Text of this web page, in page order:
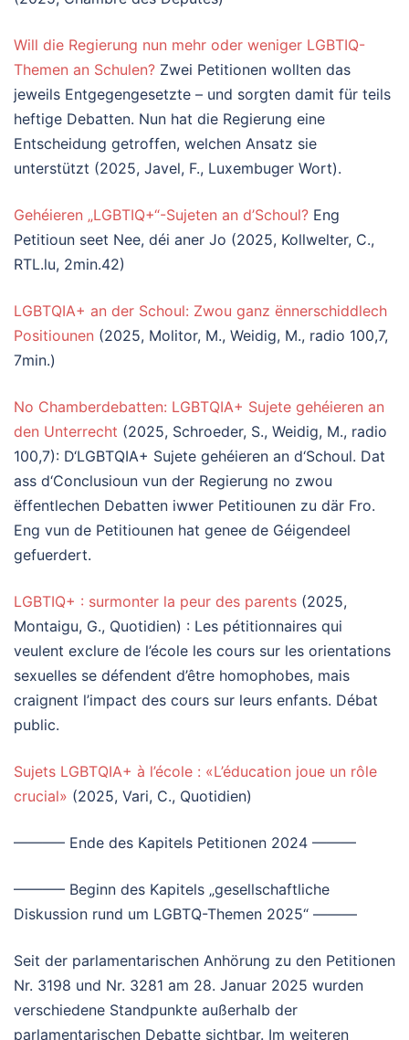
Will die Regierung nun mehr oder weniger LGBTIQ-
Themen an Schulen? Zwei Petitionen wollten das
jeweils Entgegengesetzte – und sorgten damit für teils
heftige Debatten. Nun hat die Regierung eine
Entscheidung getroffen, welchen Ansatz sie
unterstützt (2025, Javel, F., Luxembuger Wort).
Gehéieren „LGBTIQ+“-Sujeten an d’Schoul? Eng
Petitioun seet Nee, déi aner Jo (2025, Kollwelter, C.,
RTL.lu, 2min.42)
LGBTQIA+ an der Schoul: Zwou ganz ënnerschiddlech
Positiounen (2025, Molitor, M., Weidig, M., radio 100,7,
7min.)
No Chamberdebatten: LGBTQIA+ Sujete gehéieren an
den Unterrecht (2025, Schroeder, S., Weidig, M., radio
100,7): D‘LGBTQIA+ Sujete gehéieren an d‘Schoul. Dat
ass d‘Conclusioun vun der Regierung no zwou
ëffentlechen Debatten iwwer Petitiounen zu där Fro.
Eng vun de Petitiounen hat genee de Géigendeel
gefuerdert.
LGBTIQ+ : surmonter la peur des parents (2025,
Montaigu, G., Quotidien) : Les pétitionnaires qui
veulent exclure de l’école les cours sur les orientations
sexuelles se défendent d’être homophobes, mais
craignent l’impact des cours sur leurs enfants. Débat
public.
Sujets LGBTQIA+ à l’école : «L’éducation joue un rôle
crucial» (2025, Vari, C., Quotidien)
———– Ende des Kapitels Petitionen 2024 ———
———– Beginn des Kapitels „gesellschaftliche
Diskussion rund um LGBTQ-Themen 2025“ ———
Seit der parlamentarischen Anhörung zu den Petitionen
Nr. 3198 und Nr. 3281 am 28. Januar 2025 wurden
verschiedene Standpunkte außerhalb der
parlamentarischen Debatte sichtbar. Im weiteren